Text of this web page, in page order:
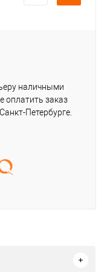
наличными
оплатить заказ
Петербурге.